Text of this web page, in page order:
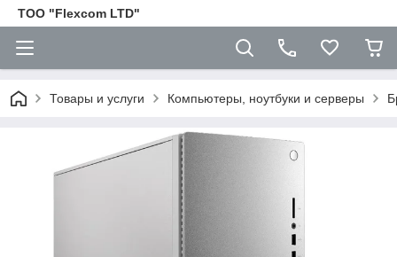
ТОО "Flexcom LTD"
Товары и услуги Компьютеры, ноутбуки и серверы